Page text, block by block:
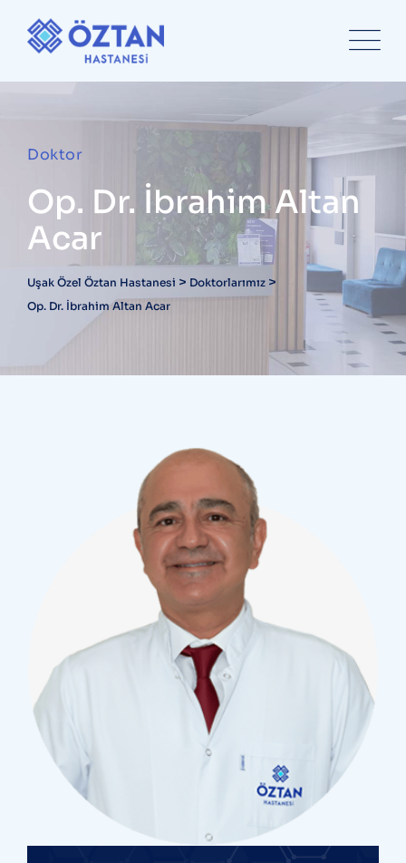
Doktor
Op. Dr. İbrahim Altan
Acar
Uşak Özel Öztan Hastanesi > Doktorlarımız >
Op. Dr. İbrahim Altan Acar